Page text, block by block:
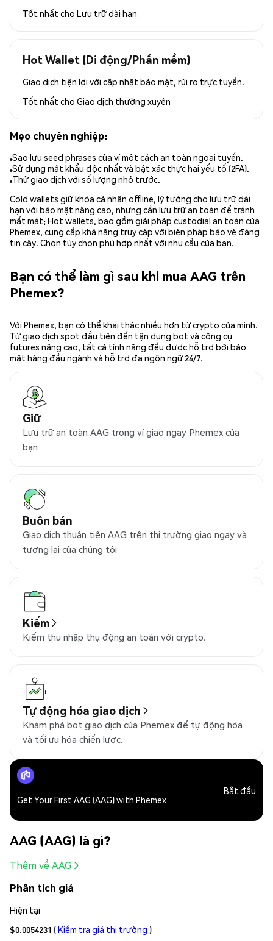
Tốt nhất cho Lưu trữ dài hạn
Hot Wallet (Di động/Phần mềm)
Giao dịch tiện lợi với cập nhật bảo mật, rủi ro trực tuyến.
Tốt nhất cho Giao dịch thường xuyên
Mẹo chuyên nghiệp:
Sao lưu seed phrases của ví một cách an toàn ngoại tuyến.
Sử dụng mật khẩu độc nhất và bật xác thực hai yếu tố (2FA).
Thử giao dịch với số lượng nhỏ trước.
Cold wallets giữ khóa cá nhân offline, lý tưởng cho lưu trữ dài
hạn với bảo mật nâng cao, nhưng cần lưu trữ an toàn để tránh
mất mát; Hot wallets, bao gồm giải pháp custodial an toàn của
Phemex, cung cấp khả năng truy cập với biện pháp bảo vệ đáng
tin cậy. Chọn tùy chọn phù hợp nhất với nhu cầu của bạn.
Bạn có thể làm gì sau khi mua AAG trên
Phemex?
Với Phemex, bạn có thể khai thác nhiều hơn từ crypto của mình.
Từ giao dịch spot đầu tiên đến tận dụng bot và công cụ
futures nâng cao, tất cả tính năng đều được hỗ trợ bởi bảo
mật hàng đầu ngành và hỗ trợ đa ngôn ngữ 24/7.
Giữ
Lưu trữ an toàn AAG trong ví giao ngay Phemex của
bạn
Buôn bán
Giao dịch thuận tiện AAG trên thị trường giao ngay và
tương lai của chúng tôi
Kiếm
Kiếm thu nhập thụ động an toàn với crypto.
Tự động hóa giao dịch
Khám phá bot giao dịch của Phemex để tự động hóa
và tối ưu hóa chiến lược.
Get Your First AAG (AAG) with Phemex
Bắt đầu
AAG (AAG) là gì?
Thêm về AAG
Phân tích giá
Hiện tại
$0.0054231 (Kiểm tra giá thị trường )